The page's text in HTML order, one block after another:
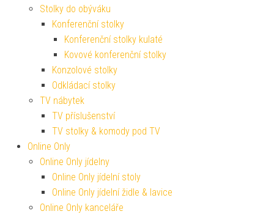
Stolky do obýváku
Konferenční stolky
Konferenční stolky kulaté
Kovové konferenční stolky
Konzolové stolky
Odkládací stolky
TV nábytek
TV příslušenství
TV stolky & komody pod TV
Online Only
Online Only jídelny
Online Only jídelní stoly
Online Only jídelní židle & lavice
Online Only kanceláře